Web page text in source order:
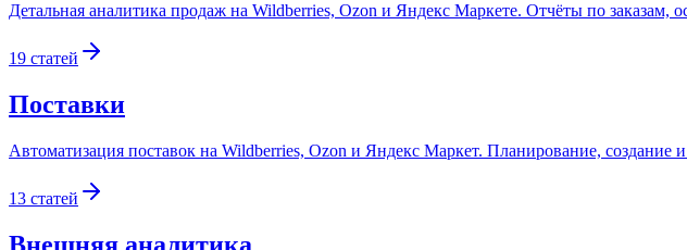
Детальная аналитика продаж на Wildberries, Ozon и Яндекс Маркете. Отчёты по заказам,
19 статей
Поставки
Автоматизация поставок на Wildberries, Ozon и Яндекс Маркет. Планирование, создание
13 статей
Внешняя аналитика